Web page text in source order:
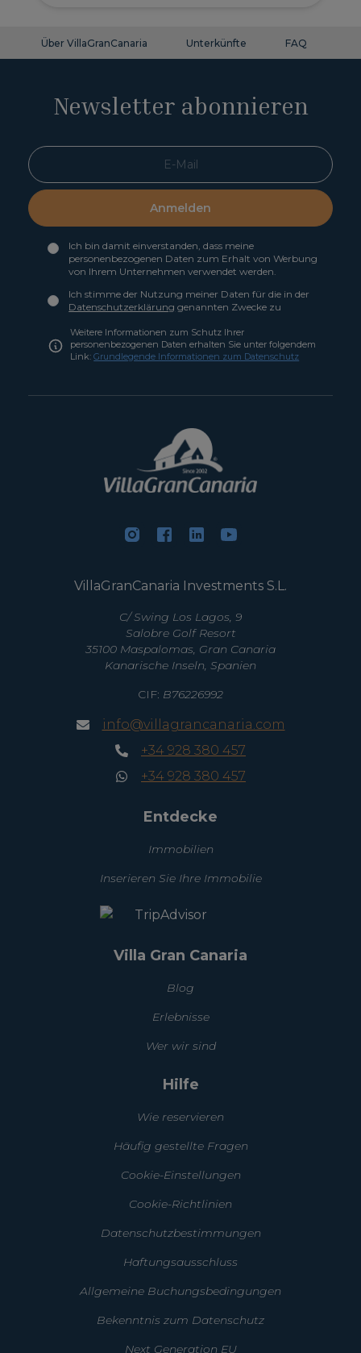
Über VillaGranCanaria Unterkünfte FAQ
Newsletter abonnieren
Anmelden
Ich bin damit einverstanden, dass meine
personenbezogenen Daten zum Erhalt von Werbung
von Ihrem Unternehmen verwendet werden.
Ich stimme der Nutzung meiner Daten für die in der
Datenschutzerklärung genannten Zwecke zu
Weitere Informationen zum Schutz Ihrer
personenbezogenen Daten erhalten Sie unter folgendem
Link:Grundlegende Informationen zum Datenschutz
VillaGranCanaria Investments S.L.
C/ Swing Los Lagos, 9
Salobre Golf Resort
35100 Maspalomas, Gran Canaria
Kanarische Inseln, Spanien
CIF: B76226992
info@villagrancanaria.com
+34 928 380 457
+34 928 380 457
Entdecke
Immobilien
Inserieren Sie Ihre Immobilie
Villa Gran Canaria
Blog
Erlebnisse
Wer wir sind
Hilfe
Wie reservieren
Häufig gestellte Fragen
Cookie-Einstellungen
Cookie-Richtlinien
Datenschutzbestimmungen
Haftungsausschluss
Allgemeine Buchungsbedingungen
Bekenntnis zum Datenschutz
Next Generation EU